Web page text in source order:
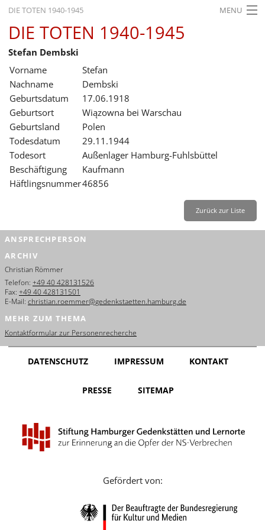
DIE TOTEN 1940-1945 MENU
STARTSEITE
AKTUELLES
AUSSTELLUNGEN
GESCHICHTE
BILDUNG
FORSCHUNG
SERVICE
Français
Dansk
Español
Nederlands
Português
Русский
Leichte Sprache
DIE TOTEN 1940-1945
Stefan Dembski
Vorname
Stefan
Nachname
Dembski
Geburtsdatum
17.06.1918
Geburtsort
Wiązowna bei Warschau
Geburtsland
Polen
Todesdatum
29.11.1944
Todesort
Außenlager Hamburg-Fuhlsbüttel
Beschäftigung
Kaufmann
Häftlingsnummer46856
Zurück zur Liste
ANSPRECHPERSON
ARCHIV
Christian Römmer
Telefon: +49 40 428131526
Fax: +49 40 428131501
E-Mail: christian.roemmer@gedenkstaetten.hamburg.de
MEHR ZUM THEMA
Kontaktformular zur Personenrecherche
DATENSCHUTZ IMPRESSUM KONTAKT
PRESSE SITEMAP
Gefördert von: